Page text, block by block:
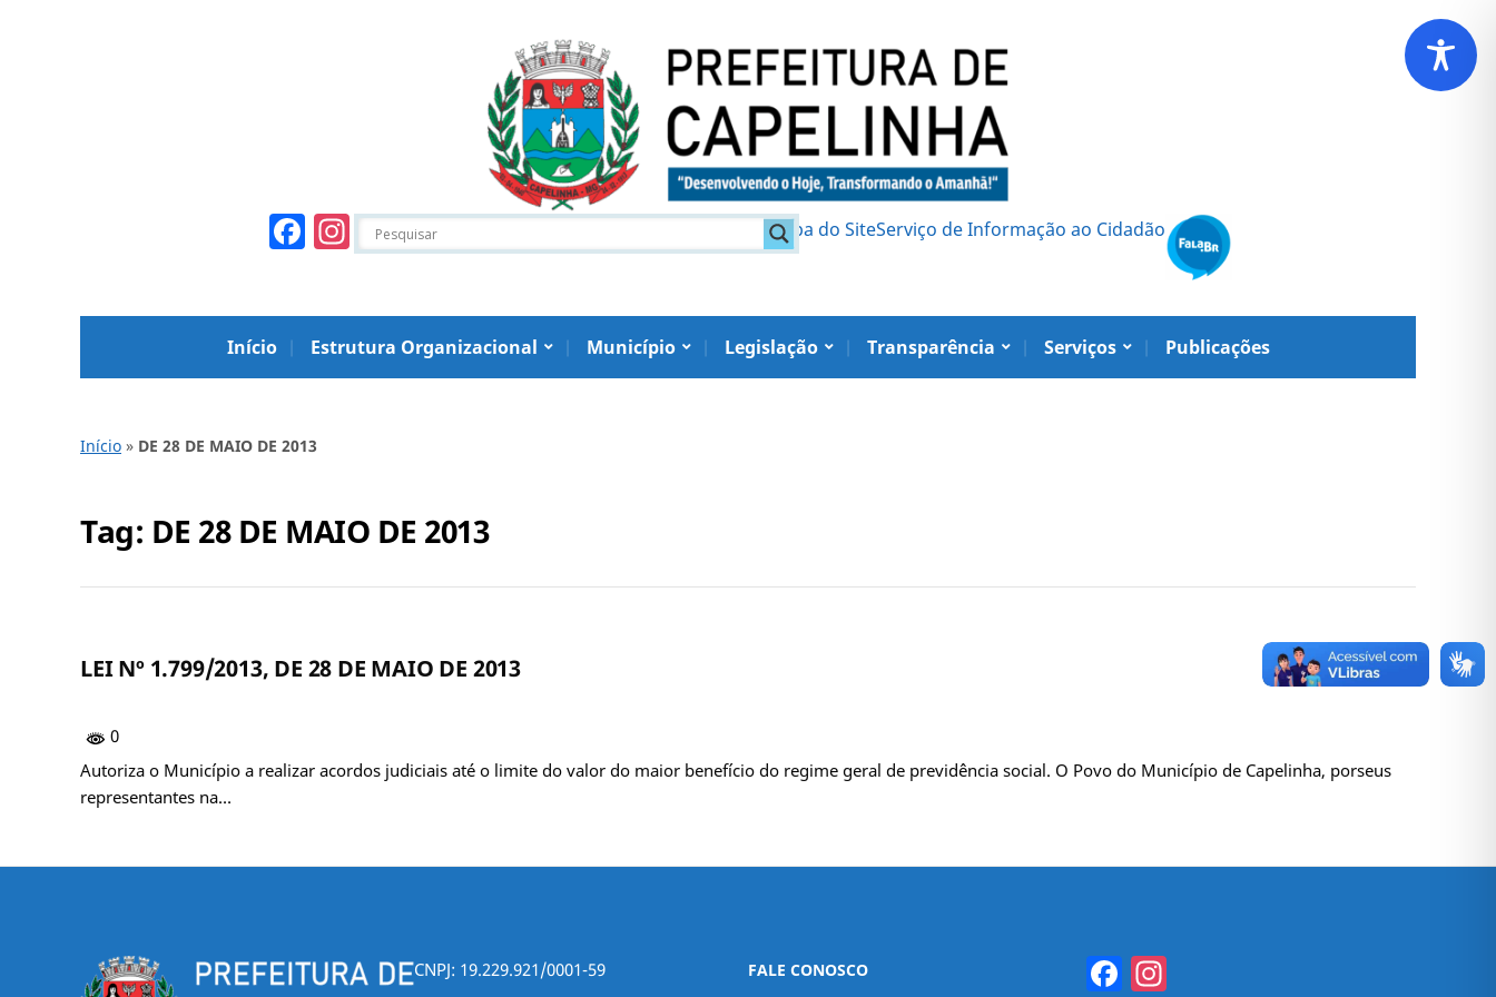
Facebook
Instagram Mapa do SiteServiço de Informação ao Cidadão
Início Estrutura Organizacional Município Legislação Transparência Serviços Publicações
Início » DE 28 DE MAIO DE 2013
Tag: DE 28 DE MAIO DE 2013
LEI Nº 1.799/2013, DE 28 DE MAIO DE 2013
0
Autoriza o Município a realizar acordos judiciais até o limite do valor do maior benefício do regime geral de previdência social. O Povo do Município de Capelinha, porseus
representantes na…
CNPJ: 19.229.921/0001-59 FALE CONOSCO Facebook